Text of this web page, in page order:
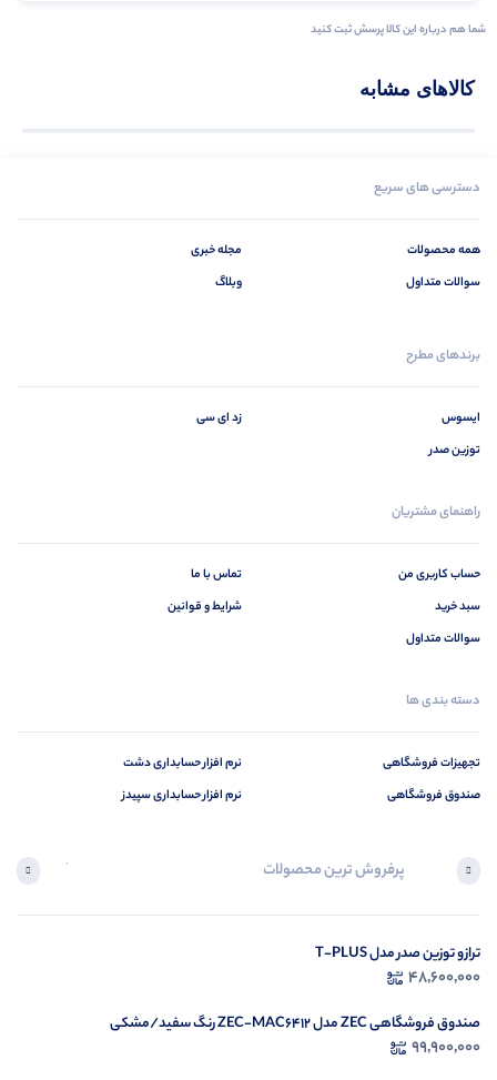
شما هم درباره این کالا پرسش ثبت کنید
کالاهای مشابه
دسترسی های سریع
همه محصولات
سوالات متداول
مجله خبری
وبلاگ
برندهای مطرح
ایسوس
توزین صدر
زد ای سی
راهنمای مشتریان
حساب کاربری من
سبد خرید
سوالات متداول
تماس با ما
شرایط و قوانین
دسته بندی ها
تجهیزات فروشگاهی
صندوق فروشگاهی
نرم افزار حسابداری دشت
نرم افزار حسابداری سپیدز
پرفروش ترین محصولات آخرین
ترازو توزین صدر مدل T-PLUS
48,600,000
صندوق فروشگاهی ZEC مدل ZEC-MAC6412 رنگ سفید/مشکی
99,900,000